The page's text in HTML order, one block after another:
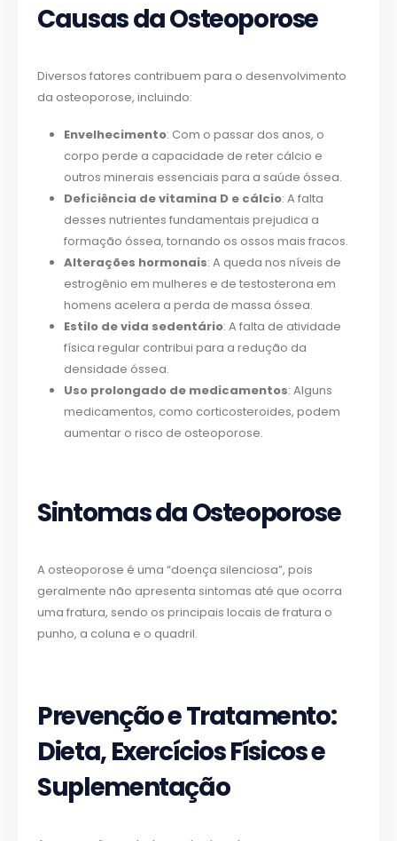
Causas da Osteoporose
Diversos fatores contribuem para o desenvolvimento
da osteoporose, incluindo:
Envelhecimento: Com o passar dos anos, o
corpo perde a capacidade de reter cálcio e
outros minerais essenciais para a saúde óssea.
Deficiência de vitamina D e cálcio: A falta
desses nutrientes fundamentais prejudica a
formação óssea, tornando os ossos mais fracos.
Alterações hormonais: A queda nos níveis de
estrogênio em mulheres e de testosterona em
homens acelera a perda de massa óssea.
Estilo de vida sedentário: A falta de atividade
física regular contribui para a redução da
densidade óssea.
Uso prolongado de medicamentos: Alguns
medicamentos, como corticosteroides, podem
aumentar o risco de osteoporose.
Sintomas da Osteoporose
A osteoporose é uma “doença silenciosa”, pois
geralmente não apresenta sintomas até que ocorra
uma fratura, sendo os principais locais de fratura o
punho, a coluna e o quadril.
Prevenção e Tratamento:
Dieta, Exercícios Físicos e
Suplementação